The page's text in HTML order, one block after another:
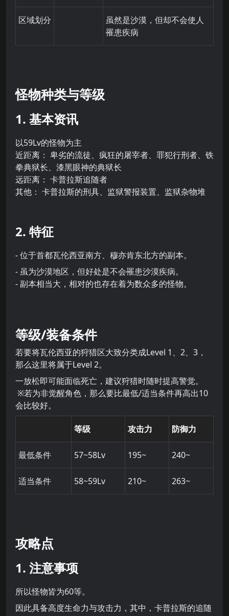
区域划分
虽然是沙漠，但却不会使人
罹患疾病
怪物种类与等级
1. 基本资讯
以59Lv的怪物为主
近距离： 卑劣的流徒、疯狂的屠宰者、罪犯行刑者、铁
拳典狱长、漆黑眼神的典狱长
远距离： 卡普拉斯追随者
其他： 卡普拉斯的刑具、监狱警报装置、监狱杂物堆
2. 特征
- 位于首都瓦伦西亚南方、穆亦肯东北方的副本。
- 虽为沙漠地区，但好处是不会罹患沙漠疾病。
- 副本相当大，相对的也存在着为数众多的怪物。
等级/装备条件
若要将瓦伦西亚的狩猎区大致分类成Level 1、2、3，
那么这里将属于Level 2。
一放松即可能面临死亡，建议狩猎时随时提高警觉。
※若为非觉醒角色，那么要比最低/适当条件再高出10
会比较好。
等级 攻击力 防御力
最低条件 57~58Lv 195~ 240~
适当条件 58~59Lv 210~ 263~
攻略点
1. 注意事项
所以怪物皆为60等。
因此具备高度生命力与攻击力，其中，卡普拉斯的追随